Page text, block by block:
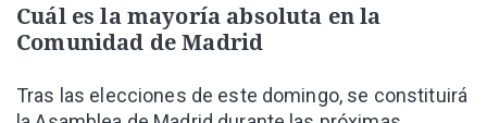
Cuál es la mayoría absoluta en la
Comunidad de Madrid
Tras las elecciones de este domingo, se constituirá